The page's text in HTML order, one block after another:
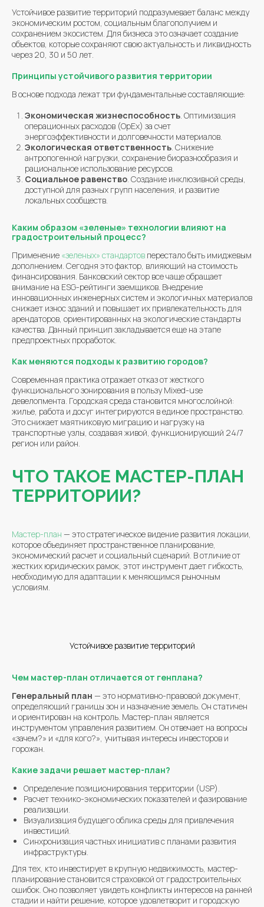
Устойчивое развитие территорий подразумевает баланс между
экономическим ростом, социальным благополучием и
сохранением экосистем. Для бизнеса это означает создание
объектов, которые сохраняют свою актуальность и ликвидность
через 20, 30 и 50 лет.
Принципы устойчивого развития территории
В основе подхода лежат три фундаментальные составляющие:
Экономическая жизнеспособность. Оптимизация
операционных расходов (OpEx) за счет
энергоэффективности и долговечности материалов.
Экологическая ответственность. Снижение
антропогенной нагрузки, сохранение биоразнообразия и
рациональное использование ресурсов.
Социальное равенство. Создание инклюзивной среды,
доступной для разных групп населения, и развитие
локальных сообществ.
Каким образом «зеленые» технологии влияют на
градостроительный процесс?
Применение «зеленых» стандартов перестало быть имиджевым
дополнением. Сегодня это фактор, влияющий на стоимость
финансирования. Банковский сектор все чаще обращает
внимание на ESG-рейтинги заемщиков. Внедрение
инновационных инженерных систем и экологичных материалов
снижает износ зданий и повышает их привлекательность для
арендаторов, ориентированных на экологические стандарты
качества. Данный принцип закладывается еще на этапе
предпроектных проработок.
Как меняются подходы к развитию городов?
Современная практика отражает отказ от жесткого
функционального зонирования в пользу Mixed-use
девелопмента. Городская среда становится многослойной:
жилье, работа и досуг интегрируются в единое пространство.
Это снижает маятниковую миграцию и нагрузку на
транспортные узлы, создавая живой, функционирующий 24/7
регион или район.
ЧТО ТАКОЕ МАСТЕР-ПЛАН
ТЕРРИТОРИИ?
Мастер-план — это стратегическое видение развития локации,
которое объединяет пространственное планирование,
экономический расчет и социальный сценарий. В отличие от
жестких юридических рамок, этот инструмент дает гибкость,
необходимую для адаптации к меняющимся рыночным
условиям.
Устойчивое развитие территорий
Чем мастер-план отличается от генплана?
Генеральный план — это нормативно-правовой документ,
определяющий границы зон и назначение земель. Он статичен
и ориентирован на контроль. Мастер-план является
инструментом управления развитием. Он отвечает на вопросы
«зачем?» и «для кого?», учитывая интересы инвесторов и
горожан.
Какие задачи решает мастер-план?
Определение позиционирования территории (USP).
Расчет технико-экономических показателей и фазирование
реализации.
Визуализация будущего облика среды для привлечения
инвестиций.
Синхронизация частных инициатив с планами развития
инфраструктуры.
Для тех, кто инвестирует в крупную недвижимость, мастер-
планирование становится страховкой от градостроительных
ошибок. Оно позволяет увидеть конфликты интересов на ранней
стадии и найти решение, которое удовлетворит и городскую